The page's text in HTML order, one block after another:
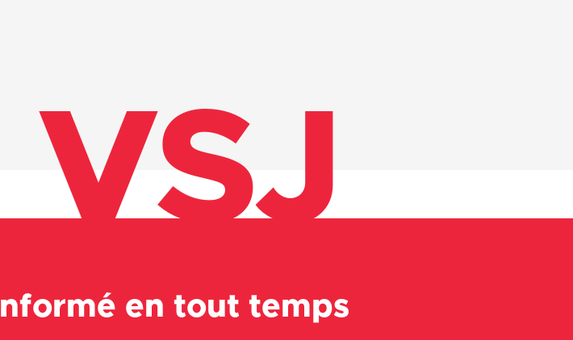
VSJ
en tout temps